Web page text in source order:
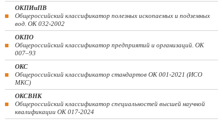
ОКПИиПВ
Общероссийский классификатор полезных ископаемых и подземных
вод. ОК 032-2002
ОКПО
Общероссийский классификатор предприятий и организаций. ОК
007–93
ОКС
Общероссийский классификатор стандартов ОК 001-2021 (ИСО
МКС)
ОКСВНК
Общероссийский классификатор специальностей высшей научной
квалификации ОК 017-2024